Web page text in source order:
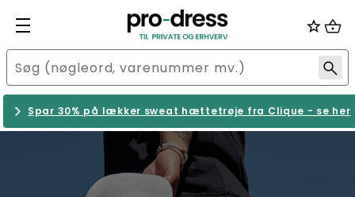
Spar 30% på lækker sweat hættetrøje fra Clique - se her